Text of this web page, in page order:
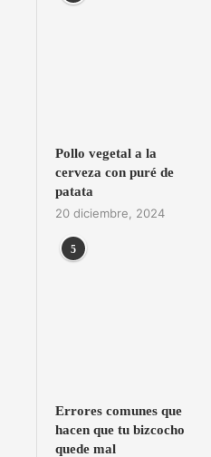
Pollo vegetal a la
cerveza con puré de
patata
20 diciembre, 2024
5
Errores comunes que
hacen que tu bizcocho
quede mal